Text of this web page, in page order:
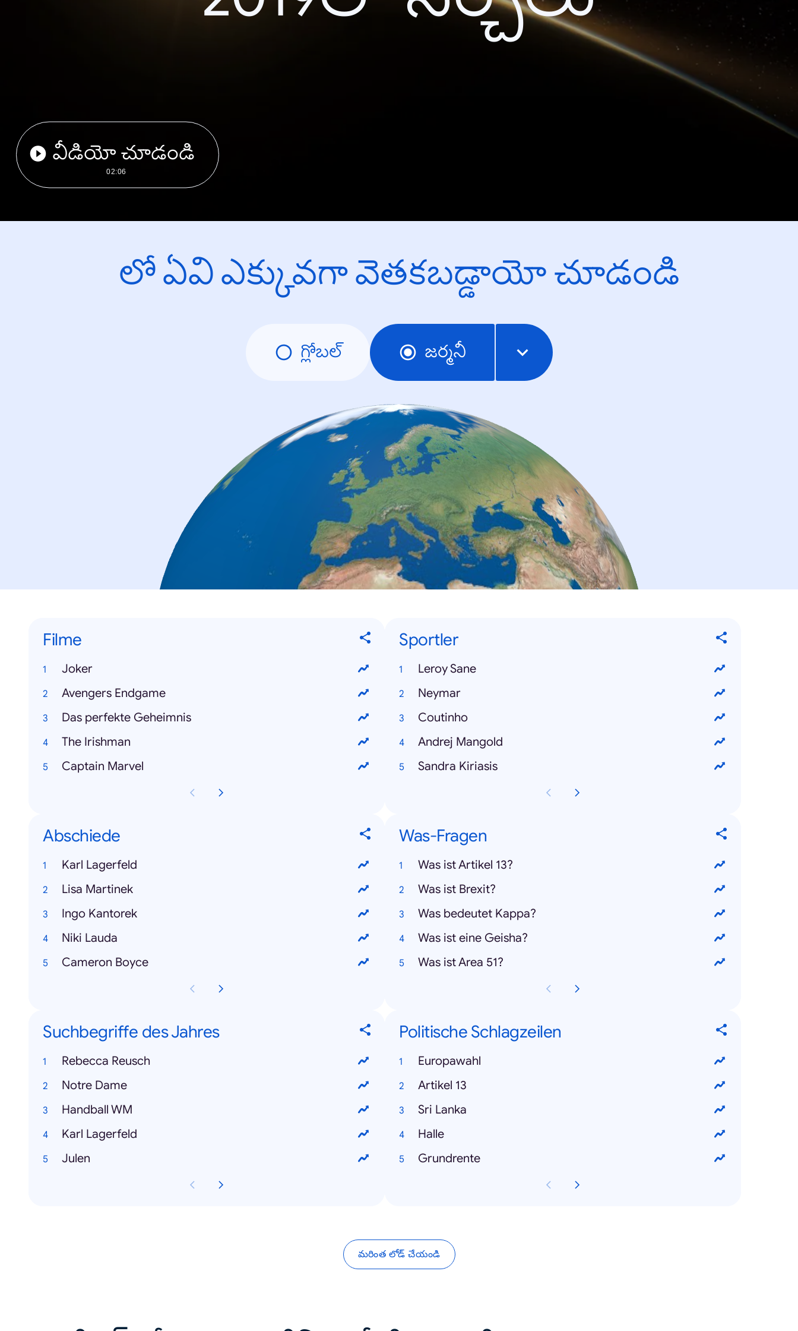
వీడియో చూడండి
02:06
లో ఏవి ఎక్కువగా వెతకబడ్డాయో చూడండి
గ్లోబల్ జర్మనీ
Filme
Joker
Avengers Endgame
Das perfekte Geheimnis
The Irishman
Captain Marvel
Sportler
Leroy Sane
Neymar
Coutinho
Andrej Mangold
Sandra Kiriasis
Abschiede
Karl Lagerfeld
Lisa Martinek
Ingo Kantorek
Niki Lauda
Cameron Boyce
Was-Fragen
Was ist Artikel 13?
Was ist Brexit?
Was bedeutet Kappa?
Was ist eine Geisha?
Was ist Area 51?
Suchbegriffe des Jahres
Rebecca Reusch
Notre Dame
Handball WM
Karl Lagerfeld
Julen
Politische Schlagzeilen
Europawahl
Artikel 13
Sri Lanka
Halle
Grundrente
మరింత లోడ్ చేయండి